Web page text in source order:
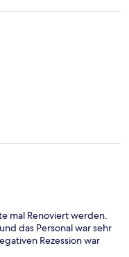
mal Renoviert werden.
das Personal war sehr
Rezession war